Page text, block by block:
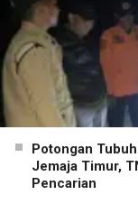
Potongan
Jemaja Timur,
Pencarian